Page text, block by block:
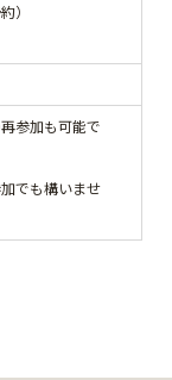
）
参加も可能で
でも構いませ